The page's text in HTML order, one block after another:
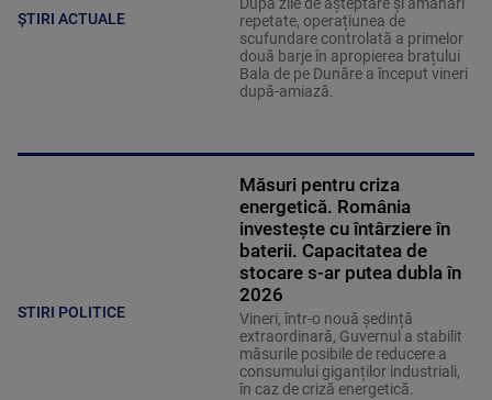
ȘTIRI ACTUALE
După zile de așteptare și amânări
repetate, operațiunea de
scufundare controlată a primelor
două barje în apropierea brațului
Bala de pe Dunăre a început vineri
după-amiază.
STIRI POLITICE
Măsuri pentru criza
energetică. România
investește cu întârziere în
baterii. Capacitatea de
stocare s-ar putea dubla în
2026
Vineri, într-o nouă ședință
extraordinară, Guvernul a stabilit
măsurile posibile de reducere a
consumului giganților industriali,
în caz de criză energetică.